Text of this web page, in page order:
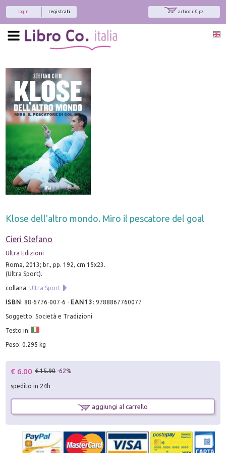
articoli: 0 pz.
registrati
login
Klose dell'altro mondo. Miro il pescatore del goal
Cieri Stefano
Ultra Edizioni
Roma, 2013; br., pp. 192, cm 15x23.
(Ultra Sport).
collana: Ultra Sport
ISBN:88-6776-007-6 - EAN13 :9788867760077
Soggetto: Società e Tradizioni
Testo in:
Peso: 0.295 kg
€ 6.00 € 15.90 -62%
spedito in 24h
aggiungi al carrello